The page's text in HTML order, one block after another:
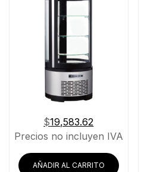
$19,583.62
Precios no incluyen IVA
AÑADIR AL CARRITO